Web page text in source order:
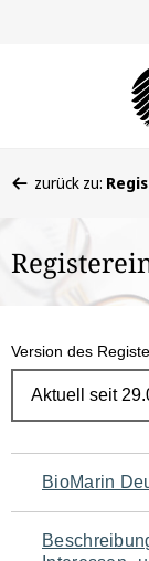
befinden
hier:
zurück zu:
Version des
für
BioMarin